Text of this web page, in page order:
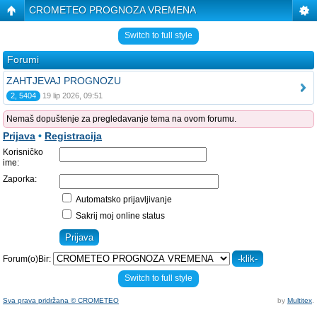
CROMETEO PROGNOZA VREMENA
Switch to full style
Forumi
ZAHTJEVAJ PROGNOZU
2, 5404 19 lip 2026, 09:51
Nemaš dopuštenje za pregledavanje tema na ovom forumu.
Prijava • Registracija
Korisničko
ime:
Zaporka:
Automatsko prijavljivanje
Sakrij moj online status
Forum(o)Bir:
Switch to full style
Sva prava pridržana © CROMETEO by Multitex